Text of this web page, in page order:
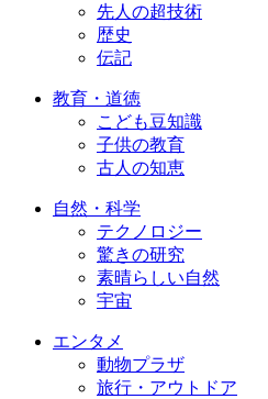
先人の超技術
歴史
伝記
教育・道徳
こども豆知識
子供の教育
古人の知恵
自然・科学
テクノロジー
驚きの研究
素晴らしい自然
宇宙
エンタメ
動物プラザ
旅行・アウトドア